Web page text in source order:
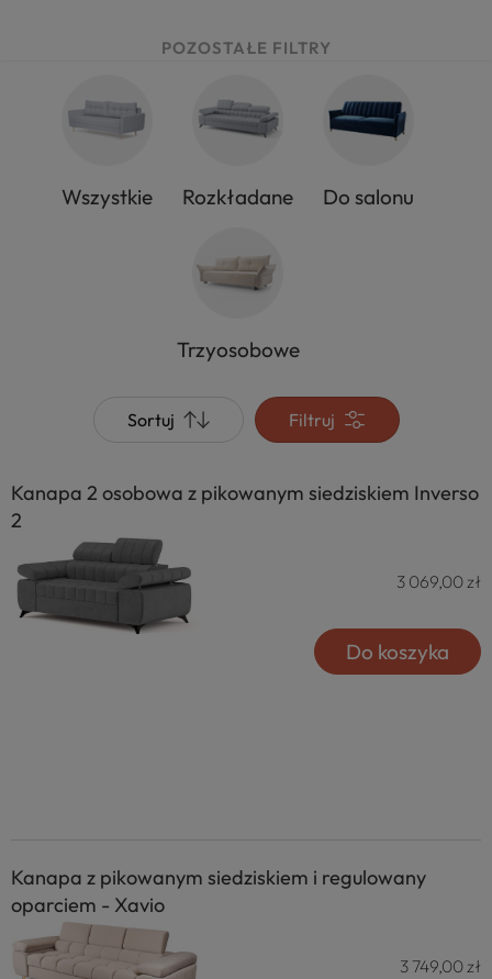
POZOSTAŁE FILTRY
Wszystkie Rozkładane Do salonu
Trzyosobowe
Sortuj Filtruj
Kanapa 2 osobowa z pikowanym siedziskiem Inverso
2
3 069,00 zł
Do koszyka
Kanapa z pikowanym siedziskiem i regulowany
oparciem - Xavio
3 749,00 zł